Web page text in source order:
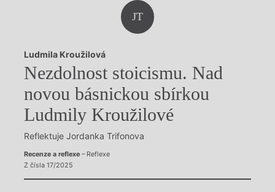
Rozhovory
Dokument
Výroční ceny
JT
Ludmila Kroužilová
Nezdolnost stoicismu. Nad
novou básnickou sbírkou
Ludmily Kroužilové
Reflektuje Jordanka Trifonova
Recenze a reflexe– Reflexe
Z čísla 17/2025